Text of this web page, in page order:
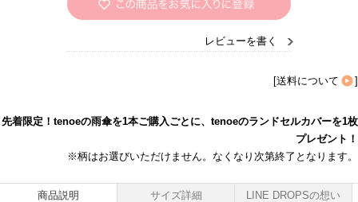
レビューを書く
[送料について ]
先着限定！tenoeの雨傘を1本ご購入ごとに、tenoeのランドセルカバーを1枚
プレゼント！
※柄はお選びいただけません。なくなり次第終了となります。
商品説明 サイズ詳細 LINE DROPSの想い